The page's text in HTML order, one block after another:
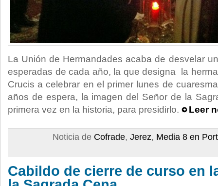
La Unión de Hermandades acaba de desvelar
esperadas de cada año, la que designa la
Crucis a celebrar en el primer lunes de
años de espera, la imagen del Señor de la
primera vez en la historia, para presidirlo.
Leer
Noticia de Cofrade, Jerez, Media 8 en
Cabildo de cierre de curso en